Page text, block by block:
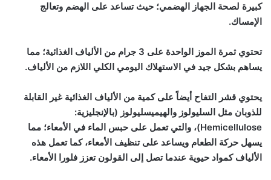
كبيرة لصحة الجهاز الهضمي؛ حيث تساعد على الهضم وتعالج
الإمساك.
تحتوي ثمرة الموز الواحدة على 3 جرام من الألياف الغذائية؛ مما
يساهم بشكل جيد في الاستهلاك اليومي الكلي اللازم من الألياف.
يحتوي قشر التفاح أيضاً على كمية من الألياف الغذائية غير القابلة
للذوبان مثل السليولوز والهيميسليولوز (بالإنجليزية:
Hemicellulose)، والتي تعمل على حبس الماء في الأمعاء؛ مما
يسهل حركة الطعام ويساعد على تنظيف الأمعاء، كما تعمل هذه
الألياف كمواد حيوية عندما تصل إلى القولون تعزز فلورا الأمعاء.